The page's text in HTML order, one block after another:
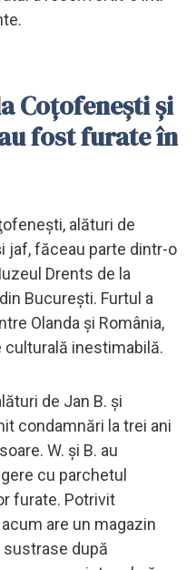
Coțofenești și
fost furate în
alături de
jaf, făceau parte dintr-o
Drents de la
Bucureşti. Furtul a
Olanda şi România,
culturală inestimabilă.
de Jan B. şi
condamnări la trei ani
W. şi B. au
cu parchetul
furate. Potrivit
are un magazin
sustrase după